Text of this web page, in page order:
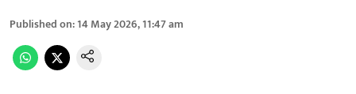
Published on:14 May 2026, 11:47 am